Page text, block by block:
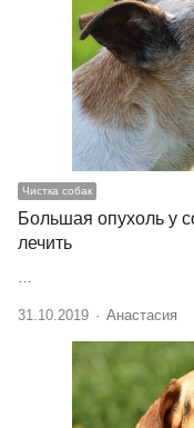
Чистка собак
Большая опухоль у
лечить
…
31.10.2019 Author
Анастасия